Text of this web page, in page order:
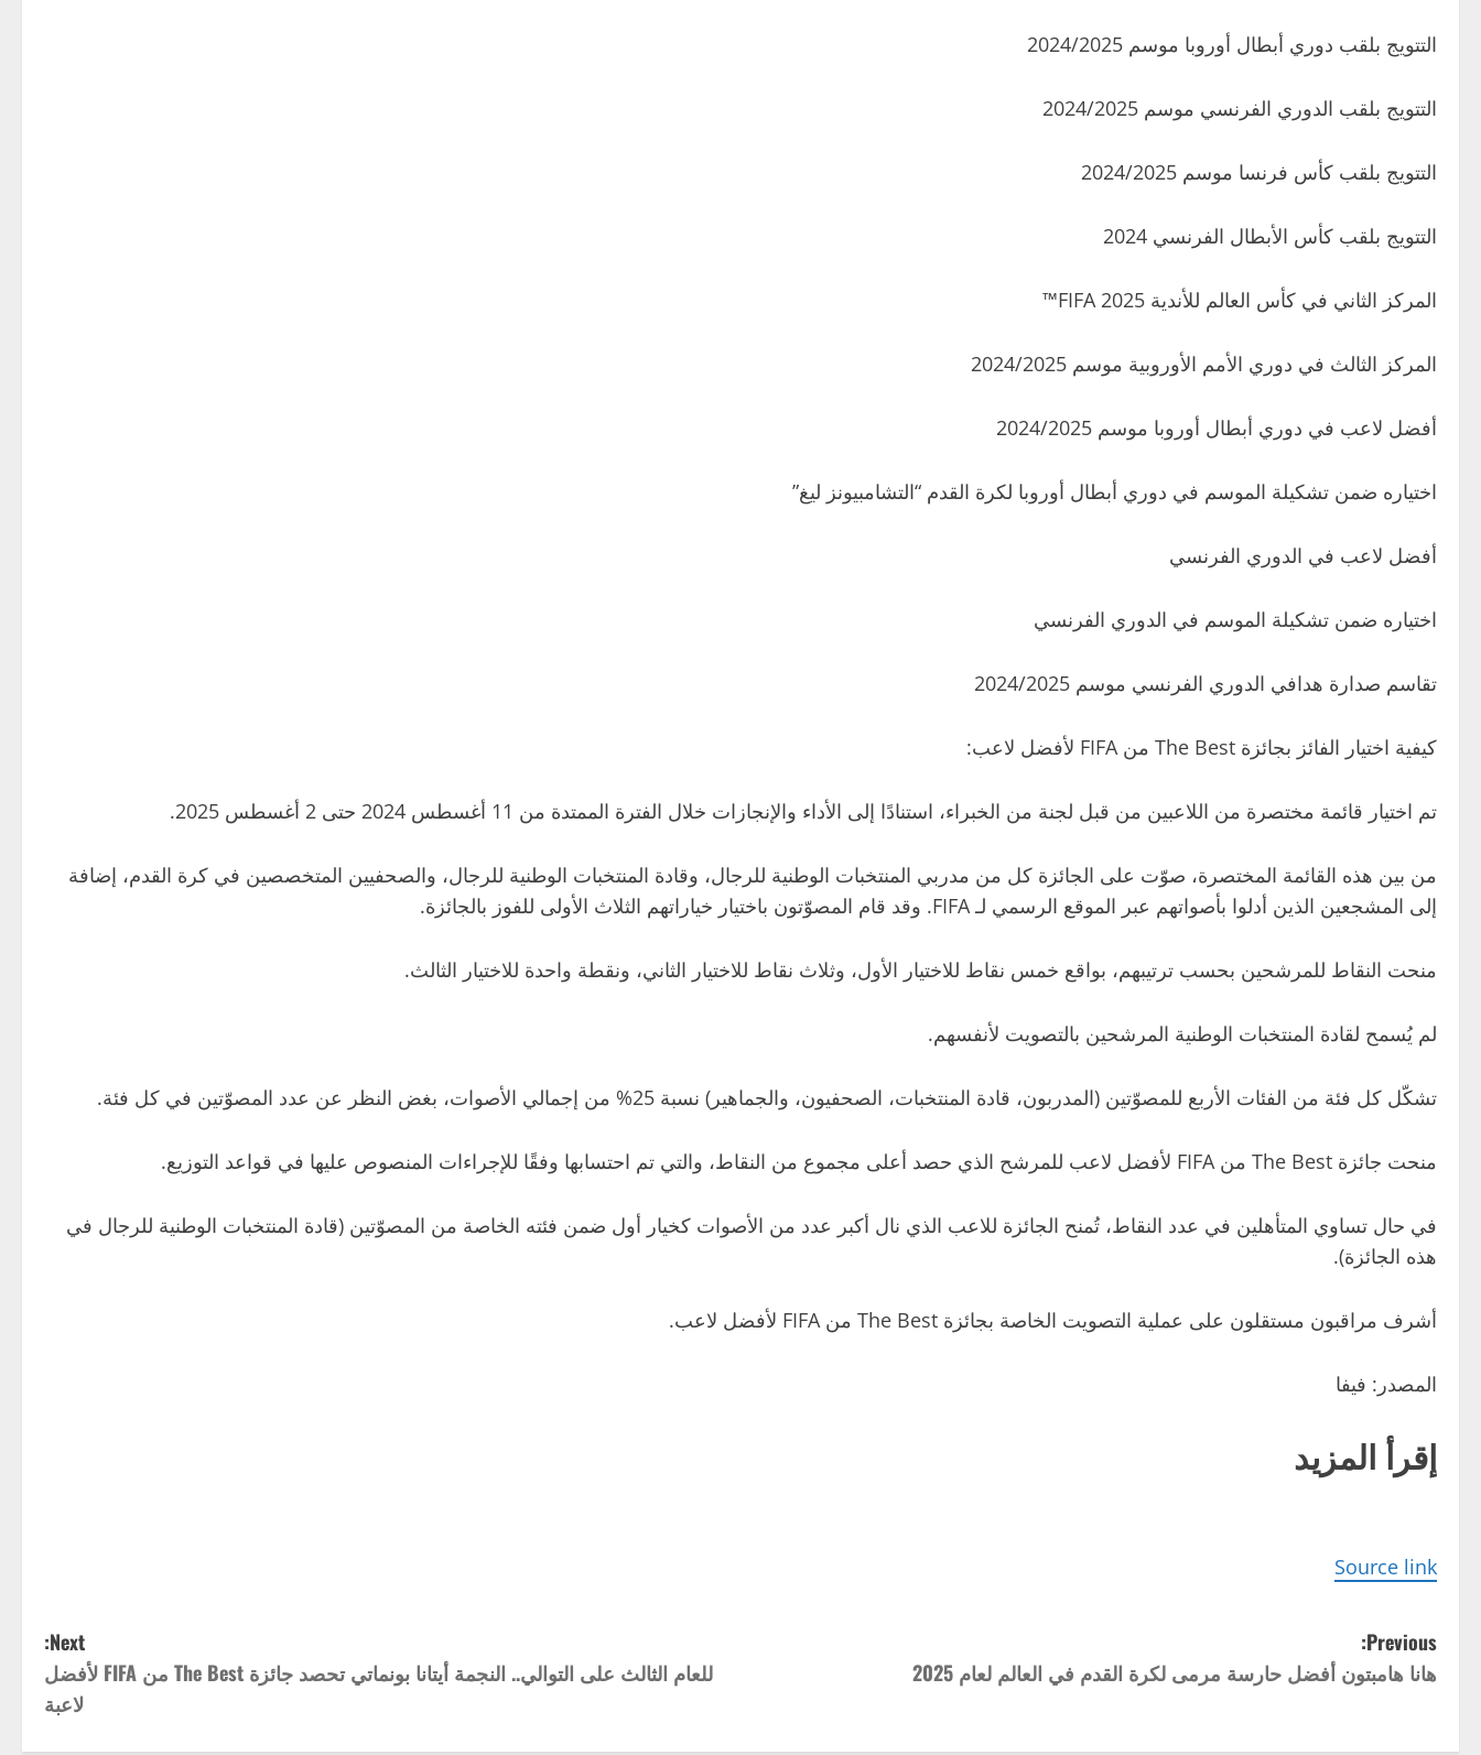
التتويج بلقب دوري أبطال أوروبا موسم 2024/2025
التتويج بلقب الدوري الفرنسي موسم 2024/2025
التتويج بلقب كأس فرنسا موسم 2024/2025
التتويج بلقب كأس الأبطال الفرنسي 2024
المركز الثاني في كأس العالم للأندية FIFA 2025™
المركز الثالث في دوري الأمم الأوروبية موسم 2024/2025
أفضل لاعب في دوري أبطال أوروبا موسم 2024/2025
اختياره ضمن تشكيلة الموسم في دوري أبطال أوروبا لكرة القدم “التشامبيونز ليغ”
أفضل لاعب في الدوري الفرنسي
اختياره ضمن تشكيلة الموسم في الدوري الفرنسي
تقاسم صدارة هدافي الدوري الفرنسي موسم 2024/2025
كيفية اختيار الفائز بجائزة The Best من FIFA لأفضل لاعب:
تم اختيار قائمة مختصرة من اللاعبين من قبل لجنة من الخبراء، استنادًا إلى الأداء والإنجازات خلال الفترة الممتدة من 11 أغسطس 2024 حتى 2 أغسطس 2025.
من بين هذه القائمة المختصرة، صوّت على الجائزة كل من مدربي المنتخبات الوطنية للرجال، وقادة المنتخبات الوطنية للرجال، والصحفيين المتخصصين في كرة القدم، إضافة
إلى المشجعين الذين أدلوا بأصواتهم عبر الموقع الرسمي لـ FIFA. وقد قام المصوّتون باختيار خياراتهم الثلاث الأولى للفوز بالجائزة.
منحت النقاط للمرشحين بحسب ترتيبهم، بواقع خمس نقاط للاختيار الأول، وثلاث نقاط للاختيار الثاني، ونقطة واحدة للاختيار الثالث.
لم يُسمح لقادة المنتخبات الوطنية المرشحين بالتصويت لأنفسهم.
تشكّل كل فئة من الفئات الأربع للمصوّتين (المدربون، قادة المنتخبات، الصحفيون، والجماهير) نسبة 25% من إجمالي الأصوات، بغض النظر عن عدد المصوّتين في كل فئة.
منحت جائزة The Best من FIFA لأفضل لاعب للمرشح الذي حصد أعلى مجموع من النقاط، والتي تم احتسابها وفقًا للإجراءات المنصوص عليها في قواعد التوزيع.
في حال تساوي المتأهلين في عدد النقاط، تُمنح الجائزة للاعب الذي نال أكبر عدد من الأصوات كخيار أول ضمن فئته الخاصة من المصوّتين (قادة المنتخبات الوطنية للرجال في
هذه الجائزة).
أشرف مراقبون مستقلون على عملية التصويت الخاصة بجائزة The Best من FIFA لأفضل لاعب.
المصدر: فيفا
إقرأ المزيد
Source link
P
o
s
Previous:
هانا هامبتون أفضل حارسة مرمى لكرة القدم في العالم لعام 2025
Next:
للعام الثالث على التوالي.. النجمة أيتانا بونماتي تحصد جائزة The Best من FIFA لأفضل
لاعبة